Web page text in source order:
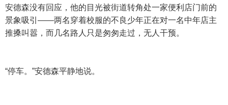
安德森没有回应，他的目光被街道转角处一家便利店门前的
景象吸引——两名穿着校服的不良少年正在对一名中年店主
推搡叫嚣，而几名路人只是匆匆走过，无人干预。
“停车。”安德森平静地说。